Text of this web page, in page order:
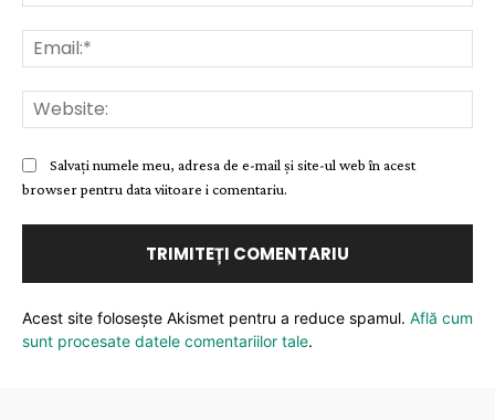
Salvați numele meu, adresa de e-mail și site-ul web în acest
browser pentru data viitoare i comentariu.
Acest site folosește Akismet pentru a reduce spamul. Află cum
sunt procesate datele comentariilor tale.